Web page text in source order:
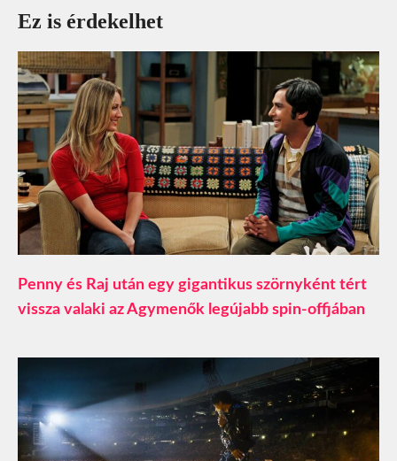
Ez is érdekelhet
Penny és Raj után egy gigantikus szörnyként tért
vissza valaki az Agymenők legújabb spin-offjában